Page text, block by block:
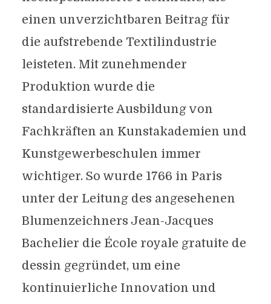
einen unverzichtbaren Beitrag für
die aufstrebende Textilindustrie
leisteten. Mit zunehmender
Produktion wurde die
standardisierte Ausbildung von
Fachkräften an Kunstakademien und
Kunstgewerbeschulen immer
wichtiger. So wurde 1766 in Paris
unter der Leitung des angesehenen
Blumenzeichners Jean-Jacques
Bachelier die École royale gratuite de
dessin gegründet, um eine
kontinuierliche Innovation und